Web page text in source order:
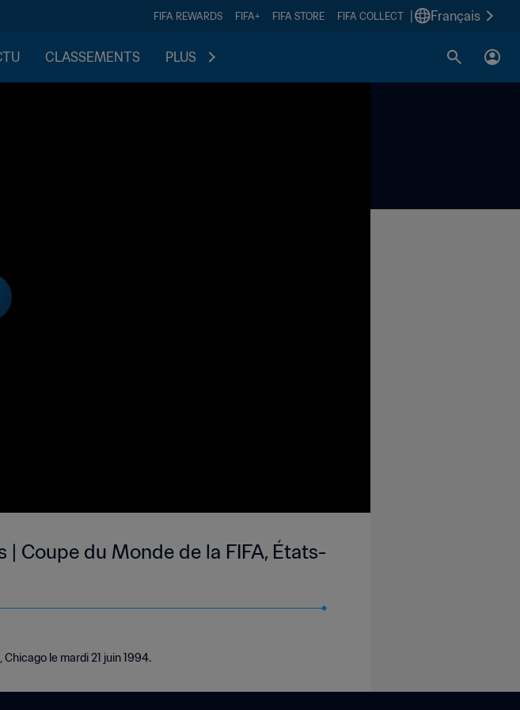
FIFA REWARDS FIFA+ FIFA STORE FIFA COLLECT Français
CLASSEMENTS PLUS
Coupe du Monde de la FIFA, États-
le mardi 21 juin 1994.